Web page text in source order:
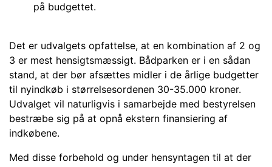
på budgettet.
Det er udvalgets opfattelse, at en kombination af 2 og
3 er mest hensigtsmæssigt. Bådparken er i en sådan
stand, at der bør afsættes midler i de årlige budgetter
til nyindkøb i størrelsesordenen 30-35.000 kroner.
Udvalget vil naturligvis i samarbejde med bestyrelsen
bestræbe sig på at opnå ekstern finansiering af
indkøbene.
Med disse forbehold og under hensyntagen til at der